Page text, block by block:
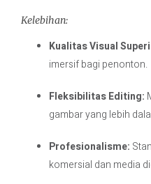
Kelebihan:
Kualitas Visual
imersif bagi penonton.
Fleksibilitas Editing:
gambar yang lebih
Profesionalisme:
komersial dan media